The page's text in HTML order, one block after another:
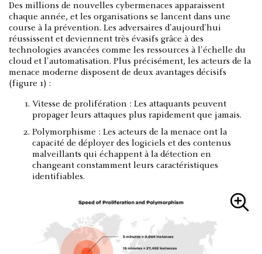
Des millions de nouvelles cybermenaces apparaissent
chaque année, et les organisations se lancent dans une
course à la prévention. Les adversaires d'aujourd'hui
réussissent et deviennent très évasifs grâce à des
technologies avancées comme les ressources à l'échelle du
cloud et l'automatisation. Plus précisément, les acteurs de la
menace moderne disposent de deux avantages décisifs
(figure 1) :
Vitesse de prolifération : Les attaquants peuvent
propager leurs attaques plus rapidement que jamais.
Polymorphisme : Les acteurs de la menace ont la
capacité de déployer des logiciels et des contenus
malveillants qui échappent à la détection en
changeant constamment leurs caractéristiques
identifiables.